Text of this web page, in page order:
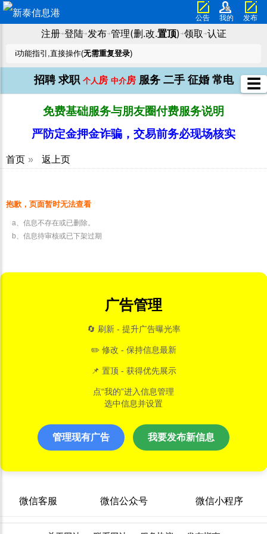
公告 我的 发布
注册➜登陆➜发布➜管理(删.改.置顶) ➜领取 ➜认证
ℹ️功能指引,直接操作(无需重复登录)
招聘 求职 个人 房 中介房 服务 二手 征婚 常电
免费基础服务与朋友圈付费服务说明
严防定金押金诈骗，交易前务必现场核实
首页 » 返上页
抱歉，页面暂时无法查看
a、信息不存在或已删除。
b、信息待审核或已下架过期
广告管理
🔄 刷新 - 提升广告曝光率
✏️ 修改 - 保持信息最新
📌 置顶 - 获得优先展示
点“我的”进入信息管理
选中信息并设置
管理现有广告 我要发布新信息
微信客服 微信公众号 微信小程序
☰